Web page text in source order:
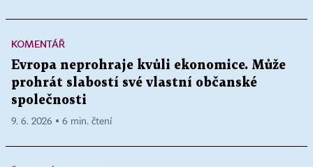
KOMENTÁŘ
Evropa neprohraje kvůli ekonomice. Může
prohrát slabostí své vlastní občanské
společnosti
9. 6. 2026 ▪ 6 min. čtení